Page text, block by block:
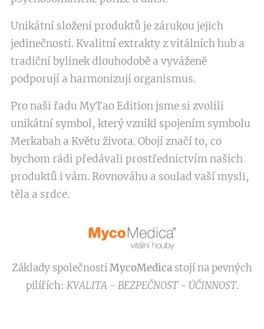
Unikátní složení produktů je zárukou jejich
jedinečnosti. Kvalitní extrakty z vitálních hub a
tradiční bylinek dlouhodobě a vyváženě
podporují a harmonizují organismus.
Pro naši řadu MyTao Edition jsme si zvolili
unikátní symbol, který vznikl spojením symbolu
Merkabah a Květu života. Obojí značí to, co
bychom rádi předávali prostřednictvím našich
produktů i vám. Rovnováhu a soulad vaší mysli,
těla a srdce.
Základy společnostiMycoMedica stojí na pevných
pilířích: KVALITA - BEZPEČNOST - ÚČINNOST.